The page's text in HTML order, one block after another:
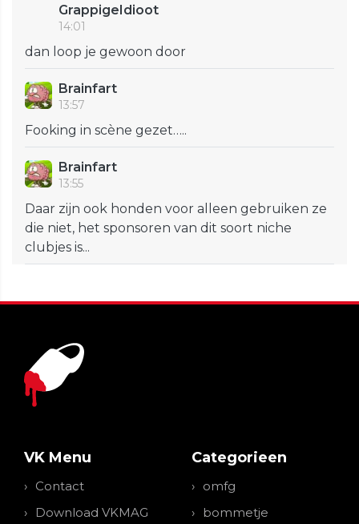
GrappigeIdioot
14:01
dan loop je gewoon door
Brainfart
13:57
Fooking in scène gezet…..
Brainfart
13:55
Daar zijn ook honden voor alleen gebruiken ze
die niet, het sponsoren van dit soort niche
clubjes is...
VK Menu
Contact
Download VKMAG
Categorieen
omfg
bommetje